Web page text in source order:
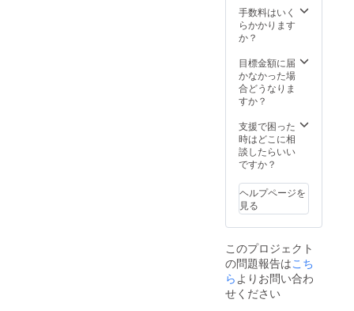
手数料はいく
らかかります
か？
目標金額に届
かなかった場
合どうなりま
すか？
支援で困った
時はどこに相
談したらいい
ですか？
ヘルプページを
見る
このプロジェクト
の問題報告はこち
ら よりお問い合わ
せください